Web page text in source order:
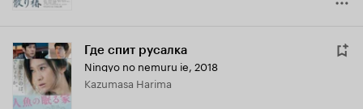
Где спит русалка
Ningyo no nemuru ie, 2018
Kazumasa Harima